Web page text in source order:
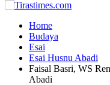
Home
Budaya
Esai
Esai Husnu Abadi
Faisal Basri, WS
Abadi